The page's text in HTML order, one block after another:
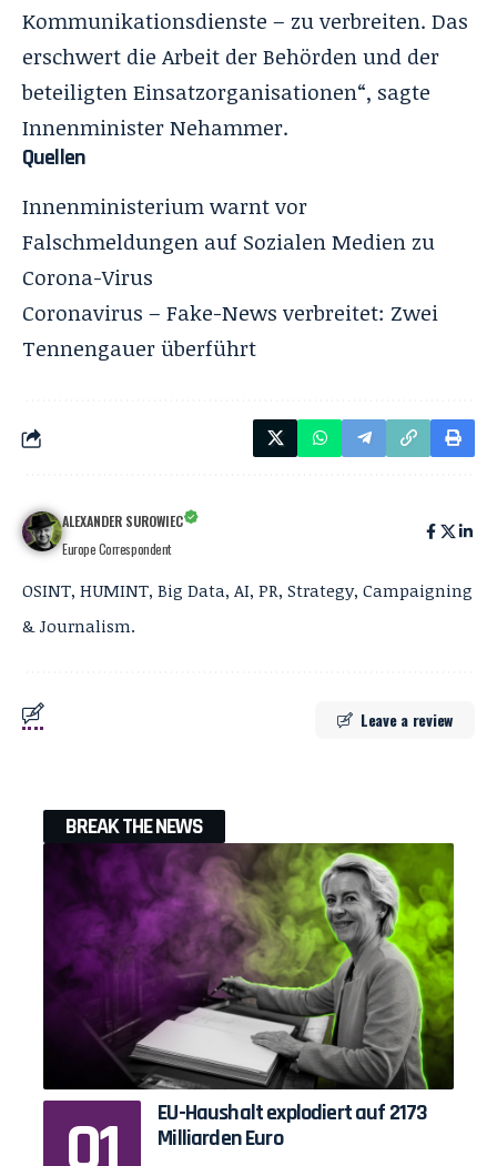
Kommunikationsdienste – zu verbreiten. Das
erschwert die Arbeit der Behörden und der
beteiligten Einsatzorganisationen“, sagte
Innenminister Nehammer.
Quellen
Innenministerium warnt vor
Falschmeldungen auf Sozialen Medien zu
Corona-Virus
Coronavirus – Fake-News verbreitet: Zwei
Tennengauer überführt
ALEXANDER SUROWIEC
Europe Correspondent
OSINT, HUMINT, Big Data, AI, PR, Strategy, Campaigning
& Journalism.
Leave a review
BREAK THE NEWS
EU-Haushalt explodiert auf 2173
Milliarden Euro